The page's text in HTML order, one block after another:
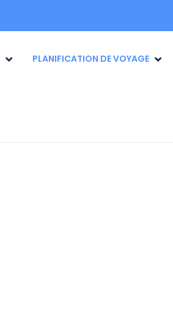
PLANIFICATION DE VOYAGE